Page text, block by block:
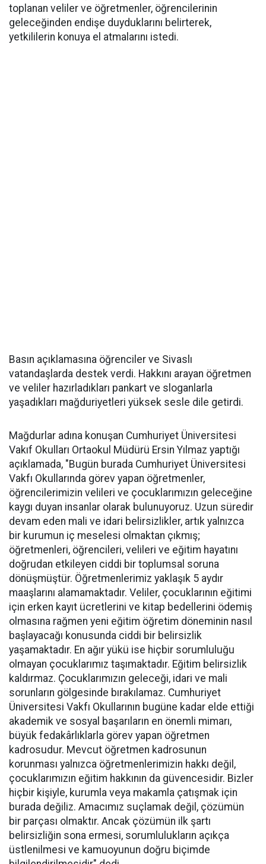
toplanan veliler ve öğretmenler, öğrencilerinin
geleceğinden endişe duyduklarını belirterek,
yetkililerin konuya el atmalarını istedi.
Basın açıklamasına öğrenciler ve Sivaslı
vatandaşlarda destek verdi. Hakkını arayan öğretmen
ve veliler hazırladıkları pankart ve sloganlarla
yaşadıkları mağduriyetleri yüksek sesle dile getirdi.
Mağdurlar adına konuşan Cumhuriyet Üniversitesi
Vakıf Okulları Ortaokul Müdürü Ersin Yılmaz yaptığı
açıklamada, "Bugün burada Cumhuriyet Üniversitesi
Vakfı Okullarında görev yapan öğretmenler,
öğrencilerimizin velileri ve çocuklarımızın geleceğine
kaygı duyan insanlar olarak bulunuyoruz. Uzun süredir
devam eden mali ve idari belirsizlikler, artık yalnızca
bir kurumun iç meselesi olmaktan çıkmış;
öğretmenleri, öğrencileri, velileri ve eğitim hayatını
doğrudan etkileyen ciddi bir toplumsal soruna
dönüşmüştür. Öğretmenlerimiz yaklaşık 5 aydır
maaşlarını alamamaktadır. Veliler, çocuklarının eğitimi
için erken kayıt ücretlerini ve kitap bedellerini ödemiş
olmasına rağmen yeni eğitim öğretim döneminin nasıl
başlayacağı konusunda ciddi bir belirsizlik
yaşamaktadır. En ağır yükü ise hiçbir sorumluluğu
olmayan çocuklarımız taşımaktadır. Eğitim belirsizlik
kaldırmaz. Çocuklarımızın geleceği, idari ve mali
sorunların gölgesinde bırakılamaz. Cumhuriyet
Üniversitesi Vakfı Okullarının bugüne kadar elde ettiği
akademik ve sosyal başarıların en önemli mimarı,
büyük fedakârlıklarla görev yapan öğretmen
kadrosudur. Mevcut öğretmen kadrosunun
korunması yalnızca öğretmenlerimizin hakkı değil,
çocuklarımızın eğitim hakkının da güvencesidir. Bizler
hiçbir kişiyle, kurumla veya makamla çatışmak için
burada değiliz. Amacımız suçlamak değil, çözümün
bir parçası olmaktır. Ancak çözümün ilk şartı
belirsizliğin sona ermesi, sorumlulukların açıkça
üstlenilmesi ve kamuoyunun doğru biçimde